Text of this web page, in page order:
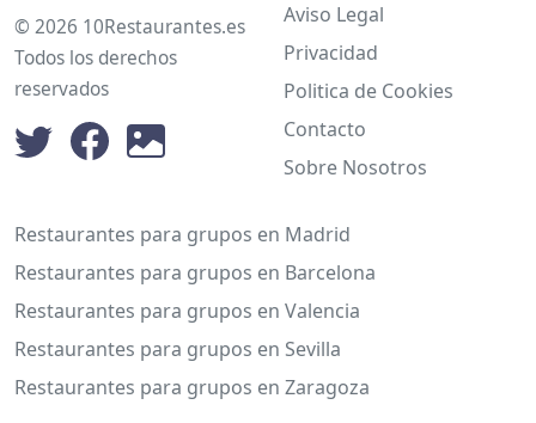
© 2026 10Restaurantes.es
Todos los derechos
reservados
Aviso Legal
Privacidad
Politica de Cookies
Contacto
Sobre Nosotros
Restaurantes para grupos en Madrid
Restaurantes para grupos en Barcelona
Restaurantes para grupos en Valencia
Restaurantes para grupos en Sevilla
Restaurantes para grupos en Zaragoza